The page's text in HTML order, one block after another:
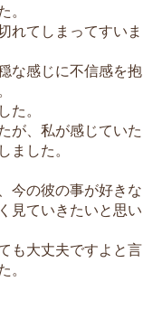
。
れてしまってすいま
な感じに不信感を抱
た。
が、私が感じていた
ました。
今の彼の事が好きな
見ていきたいと思い
も大丈夫ですよと言
。